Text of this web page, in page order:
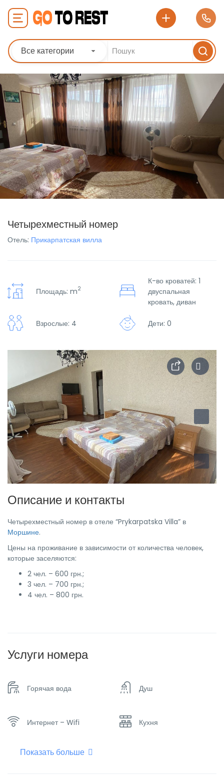
Все категории
Четырехместный номер
Отель: Прикарпатская вилла
Площадь: m2
К-во кроватей: 1
двуспальная
кровать, диван
Взрослые: 4 Дети: 0
Описание и контакты
Четырехместный номер в отеле “Prykarpatska Villa” в
Моршине.
Цены на проживание в зависимости от количества человек,
которые заселяются:
2 чел. – 600 грн.;
3 чел. – 700 грн.;
4 чел. – 800 грн.
Услуги номера
Горячая вода Душ
Интернет – Wifi Кухня
Мини-бар
Показать больше